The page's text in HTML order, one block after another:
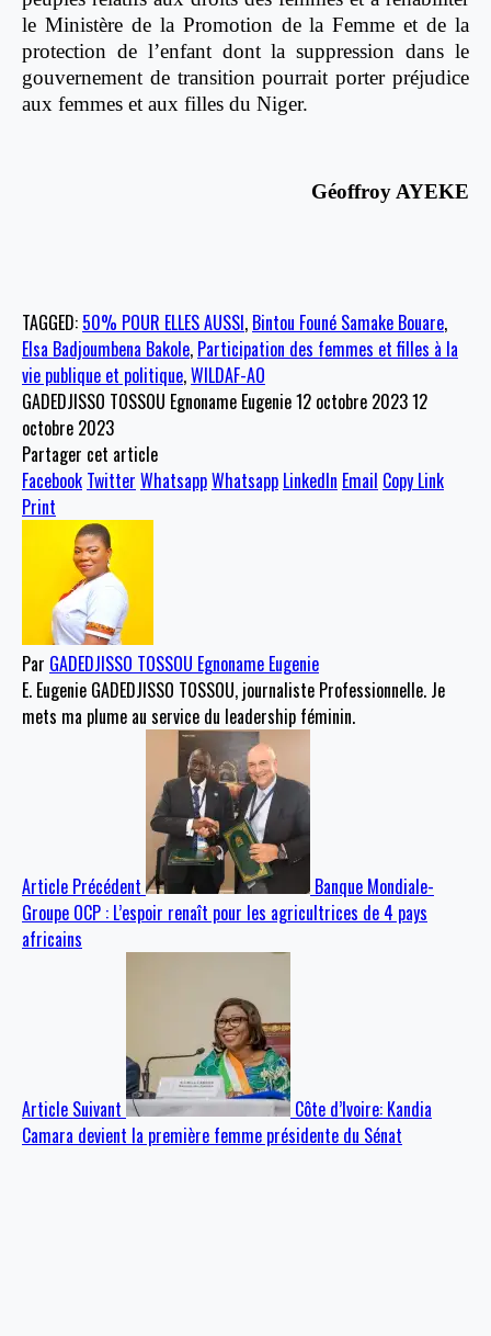
le Ministère de la Promotion de la Femme et de la
protection de l’enfant dont la suppression dans le
gouvernement de transition pourrait porter préjudice
aux femmes et aux filles du Niger.
Géoffroy AYEKE
TAGGED: 50% POUR ELLES AUSSI, Bintou Founé Samake Bouare,
Elsa Badjoumbena Bakole, Participation des femmes et filles à la
vie publique et politique,WILDAF-AO
GADEDJISSO TOSSOU Egnoname Eugenie12 octobre 202312
octobre 2023
Partager cet article
Facebook Twitter WhatsappWhatsapp LinkedIn Email Copy Link
Print
Par GADEDJISSO TOSSOU Egnoname Eugenie
E. Eugenie GADEDJISSO TOSSOU, journaliste Professionnelle. Je
mets ma plume au service du leadership féminin.
Article Précédent
Banque Mondiale-
Groupe OCP : L’espoir renaît pour les agricultrices de 4 pays
africains
Article Suivant
Côte d’Ivoire: Kandia
Camara devient la première femme présidente du Sénat